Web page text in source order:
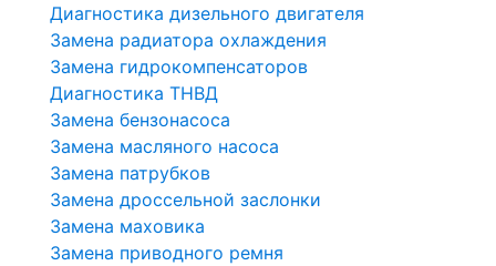
Диагностика дизельного двигателя
Замена радиатора охлаждения
Замена гидрокомпенсаторов
Диагностика ТНВД
Замена бензонасоса
Замена масляного насоса
Замена патрубков
Замена дроссельной заслонки
Замена маховика
Замена приводного ремня